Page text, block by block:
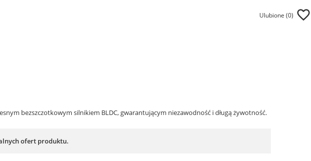
Ulubione (0)
bezszczotkowym silnikiem BLDC, gwarantującym niezawodność i długą żywotność.
ofert produktu.